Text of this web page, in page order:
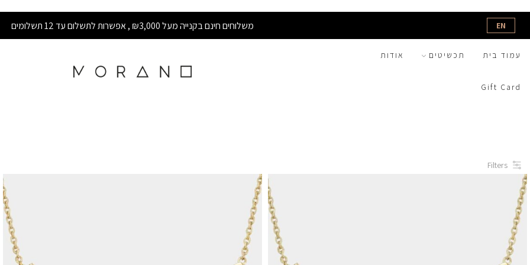
EN משלוחים חינם בקנייה מעל ₪3,000 , אפשרות לתשלום עד 12 תשלומים
עמוד בית תכשיטים אודות
Gift Card
Filters